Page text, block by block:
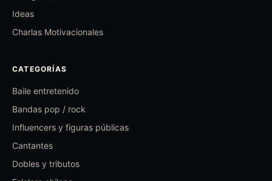
Ideas
Charlas Motivacionales
CATEGORÍAS
Baile entretenido
Bandas pop / rock
Influencers y figuras públicas
Cantantes
Dobles y tributos